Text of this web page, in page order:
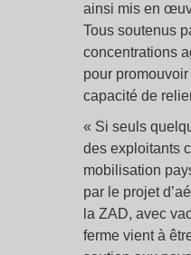
ainsi mis en
Tous soutenus
concentrations
pour
capacité de
« Si seuls
des exploitants
mobilisation
par le projet
la ZAD, avec
ferme vient à